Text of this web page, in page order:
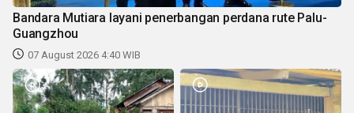
Bandara Mutiara layani penerbangan perdana rute Palu-
Guangzhou
07 August 2026 4:40 WIB